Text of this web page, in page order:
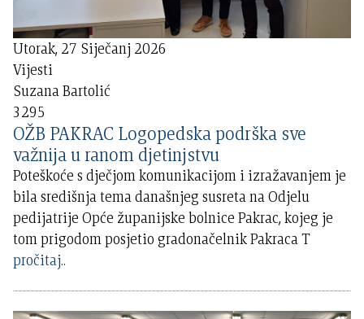
Utorak, 27 Siječanj 2026
Vijesti
Suzana Bartolić
3295
OŽB PAKRAC Logopedska podrška sve
važnija u ranom djetinjstvu
Poteškoće s dječjom komunikacijom i izražavanjem je
bila središnja tema današnjeg susreta na Odjelu
pedijatrije Opće županijske bolnice Pakrac, kojeg je
tom prigodom posjetio gradonačelnik Pakraca T
pročitaj..